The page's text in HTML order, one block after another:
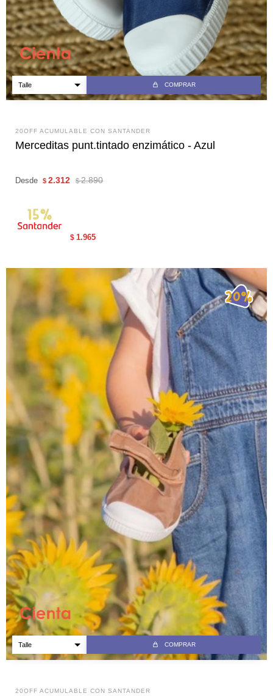
COMPRAR
20OFF ACUMULABLE CON SANTANDER
Merceditas punt.tintado enzimático - Azul
Desde $ 2.312 $ 2.890
$ 1.965
COMPRAR
20OFF ACUMULABLE CON SANTANDER